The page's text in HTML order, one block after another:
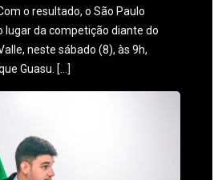
o resultado, o São Paulo
lugar da competição diante do
neste sábado (8), às 9h,
Guasu. […]